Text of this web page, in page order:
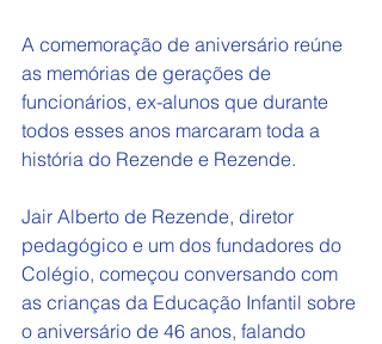
A comemoração de aniversário reúne
as memórias de gerações de
funcionários, ex-alunos que durante
todos esses anos marcaram toda a
história do Rezende e Rezende.
Jair Alberto de Rezende, diretor
pedagógico e um dos fundadores do
Colégio, começou conversando com
as crianças da Educação Infantil sobre
o aniversário de 46 anos, falando